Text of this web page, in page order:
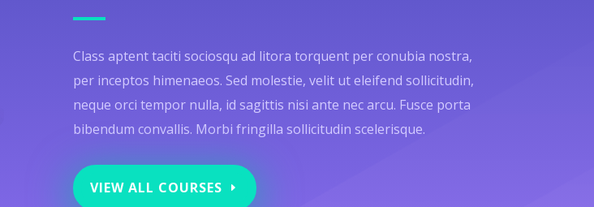
Class aptent taciti sociosqu ad litora torquent per conubia nostra,
per inceptos himenaeos. Sed molestie, velit ut eleifend sollicitudin,
neque orci tempor nulla, id sagittis nisi ante nec arcu. Fusce porta
bibendum convallis. Morbi fringilla sollicitudin scelerisque.
VIEW ALL COURSES